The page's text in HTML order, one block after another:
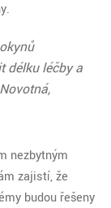
délku léčby a
nezbytným
zajistí, že
budou řešeny